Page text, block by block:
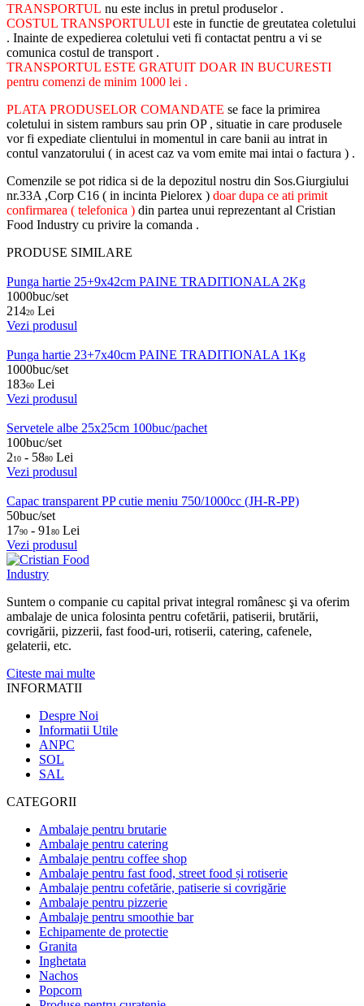
TRANSPORTUL nu este inclus in pretul produselor .
COSTUL TRANSPORTULUI este in functie de greutatea coletului
. Inainte de expedierea coletului veti fi contactat pentru a vi se
comunica costul de transport .
TRANSPORTUL ESTE GRATUIT DOAR IN BUCURESTI
pentru comenzi de minim 1000 lei .
PLATA PRODUSELOR COMANDATE se face la primirea
coletului in sistem ramburs sau prin OP , situatie in care produsele
vor fi expediate clientului in momentul in care banii au intrat in
contul vanzatorului ( in acest caz va vom emite mai intai o factura ) .
Comenzile se pot ridica si de la depozitul nostru din Sos.Giurgiului
nr.33A ,Corp C16 ( in incinta Pielorex ) doar dupa ce ati primit
confirmarea ( telefonica ) din partea unui reprezentant al Cristian
Food Industry cu privire la comanda .
PRODUSE SIMILARE
Punga hartie 25+9x42cm PAINE TRADITIONALA 2Kg
1000buc/set
21420 Lei
Vezi produsul
Punga hartie 23+7x40cm PAINE TRADITIONALA 1Kg
1000buc/set
18360 Lei
Vezi produsul
Servetele albe 25x25cm 100buc/pachet
100buc/set
210 - 5880 Lei
Vezi produsul
Capac transparent PP cutie meniu 750/1000cc (JH-R-PP)
50buc/set
1790 - 91 80 Lei
Vezi produsul
Suntem o companie cu capital privat integral românesc şi va oferim
ambalaje de unica folosinta pentru cofetării, patiserii, brutării,
covrigării, pizzerii, fast food-uri, rotiserii, catering, cafenele,
gelaterii, etc.
Citeste mai multe
INFORMATII
Despre Noi
Informatii Utile
ANPC
SOL
SAL
CATEGORII
Ambalaje pentru brutarie
Ambalaje pentru catering
Ambalaje pentru coffee shop
Ambalaje pentru fast food, street food și rotiserie
Ambalaje pentru cofetărie, patiserie si covrigărie
Ambalaje pentru pizzerie
Ambalaje pentru smoothie bar
Echipamente de protectie
Granita
Inghetata
Nachos
Popcorn